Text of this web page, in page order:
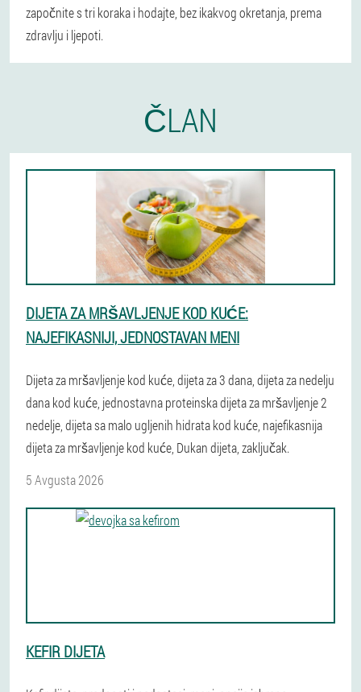
započnite s tri koraka i hodajte, bez ikakvog okretanja, prema
zdravlju i ljepoti.
ČLAN
DIJETA ZA MRŠAVLJENJE KOD KUĆE:
NAJEFIKASNIJI, JEDNOSTAVAN MENI
Dijeta za mršavljenje kod kuće, dijeta za 3 dana, dijeta za nedelju
dana kod kuće, jednostavna proteinska dijeta za mršavljenje 2
nedelje, dijeta sa malo ugljenih hidrata kod kuće, najefikasnija
dijeta za mršavljenje kod kuće, Dukan dijeta, zaključak.
5 Avgusta 2026
KEFIR DIJETA